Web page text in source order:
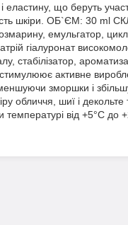
що беруть
шкіри. ОБ`ЄМ: 30 ml
емульгатор,
гіалуронат
стабілізатор,
активне
зморшки і
обличчя, шиї і декольте
температурі від +5°С